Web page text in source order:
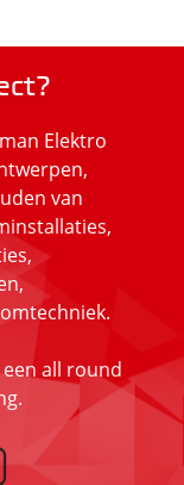
Elektro
van
all round